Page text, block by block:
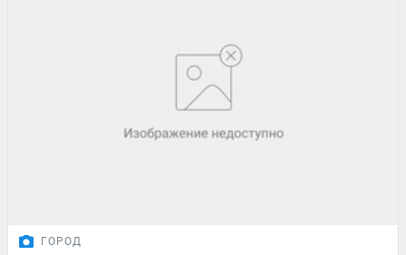
ГОРОД